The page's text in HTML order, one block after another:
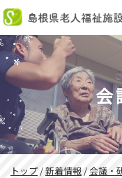
このページの本文へ
会
現
トップ /新着情報 /会議・